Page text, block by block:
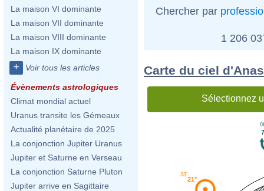
La maison VI dominante
La maison VII dominante
La maison VIII dominante
La maison IX dominante
+ Voir tous les articles
Évènements astrologiques
Climat mondial actuel
Uranus transite les Gémeaux
Actualité planétaire de 2025
La conjonction Jupiter Uranus
Jupiter et Saturne en Verseau
La conjonction Saturne Pluton
Jupiter arrive en Sagittaire
Chercher par
1 206
Carte du ciel
Sélectionnez
21°
33'